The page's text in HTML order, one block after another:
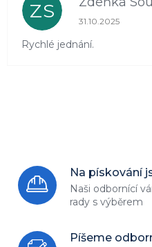
ZS Hodnocení
31.10.2025
Rychlé jednání.
Na pískování
Naši odbornící
rady s výběrem
Píšeme